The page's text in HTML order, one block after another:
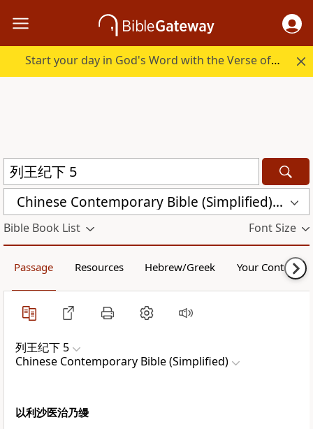
Start your day in God's Word with the Verse of the Day.
Chinese Contemporary Bible (Simplified) (CCB)
Bible Book List Font Size
Passage Resources Hebrew/Greek Your Content
列王纪下 5
Chinese Contemporary Bible (Simplified)
以利沙医治乃缦